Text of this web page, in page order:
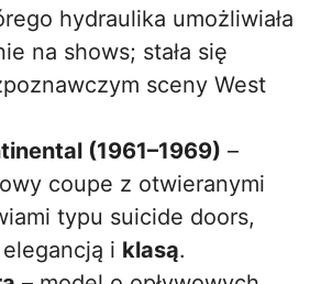
hydraulika umożliwiała
na shows; stała się
sceny West
(1961–1969) –
coupe z otwieranymi
typu suicide doors,
i klasą.